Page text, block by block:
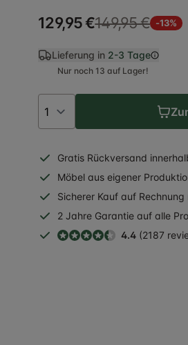
129,95 €149,95 € -13%
Lieferung in 2-3 Tage
Nur noch 13 auf Lager!
Gratis Rückversand
Möbel aus eigener
Sicherer Kauf auf Rechnung
2 Jahre Garantie auf alle
4.4 (2187